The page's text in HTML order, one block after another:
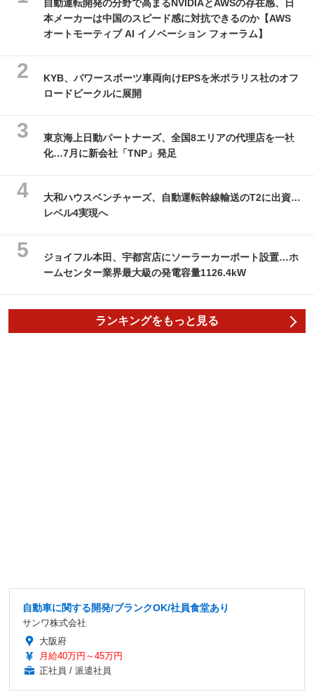
自動運転開発の分野で高まるNVIDIAとAWSの存在感、日
本メーカーは中国のスピード感に対抗できるのか【AWS
オートモーティブ AI イノベーション フォーラム】
KYB、パワースポーツ車両向けEPSを米ポラリス社のオフ
ロードビークルに展開
東京海上日動パートナーズ、全国8エリアの代理店を一社
化…7月に新会社「TNP」発足
大和ハウスベンチャーズ、自動運転幹線輸送のT2に出資…
レベル4実現へ
ジョイフル本田、宇都宮店にソーラーカーポート設置…ホ
ームセンター業界最大級の発電容量1126.4kW
ランキングをもっと見る
自動車に関する開発/ブランクOK/社員食堂あり
サンワ株式会社
大阪府
月給40万円～45万円
正社員 / 派遣社員